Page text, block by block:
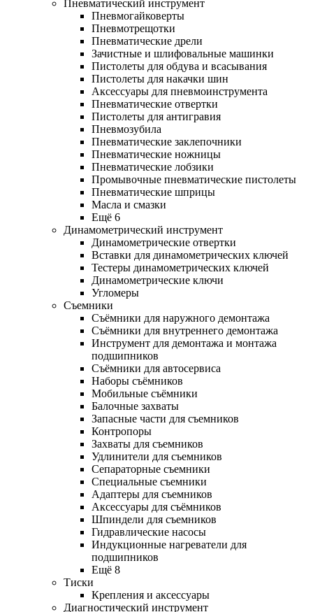
Пневматический инструмент
Пневмогайковерты
Пневмотрещотки
Пневматические дрели
Зачистные и шлифовальные машинки
Пистолеты для обдува и всасывания
Пистолеты для накачки шин
Аксессуары для пневмоинструмента
Пневматические отвертки
Пистолеты для антигравия
Пневмозубила
Пневматические заклепочники
Пневматические ножницы
Пневматические лобзики
Промывочные пневматические пистолеты
Пневматические шприцы
Масла и смазки
Ещё 6
Динамометрический инструмент
Динамометрические отвертки
Вставки для динамометрических ключей
Тестеры динамометрических ключей
Динамометрические ключи
Угломеры
Съемники
Съёмники для наружного демонтажа
Съёмники для внутреннего демонтажа
Инструмент для демонтажа и монтажа
подшипников
Съёмники для автосервиса
Наборы съёмников
Мобильные съёмники
Балочные захваты
Запасные части для съемников
Контропоры
Захваты для съемников
Удлинители для съемников
Сепараторные съемники
Специальные съемники
Адаптеры для съемников
Аксессуары для съёмников
Шпиндели для съемников
Гидравлические насосы
Индукционные нагреватели для
подшипников
Ещё 8
Тиски
Крепления и аксессуары
Диагностический инструмент